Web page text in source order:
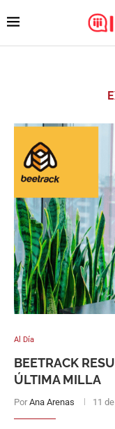
Al Día
BEETRACK
ÚLTIMA MILLA
Por Ana Arenas 11